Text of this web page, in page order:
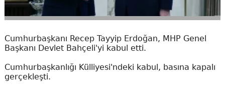
Cumhurbaşkanı Recep Tayyip Erdoğan, MHP Genel
Başkanı Devlet Bahçeli'yi kabul etti.
Cumhurbaşkanlığı Külliyesi'ndeki kabul, basına kapalı
gerçekleşti.